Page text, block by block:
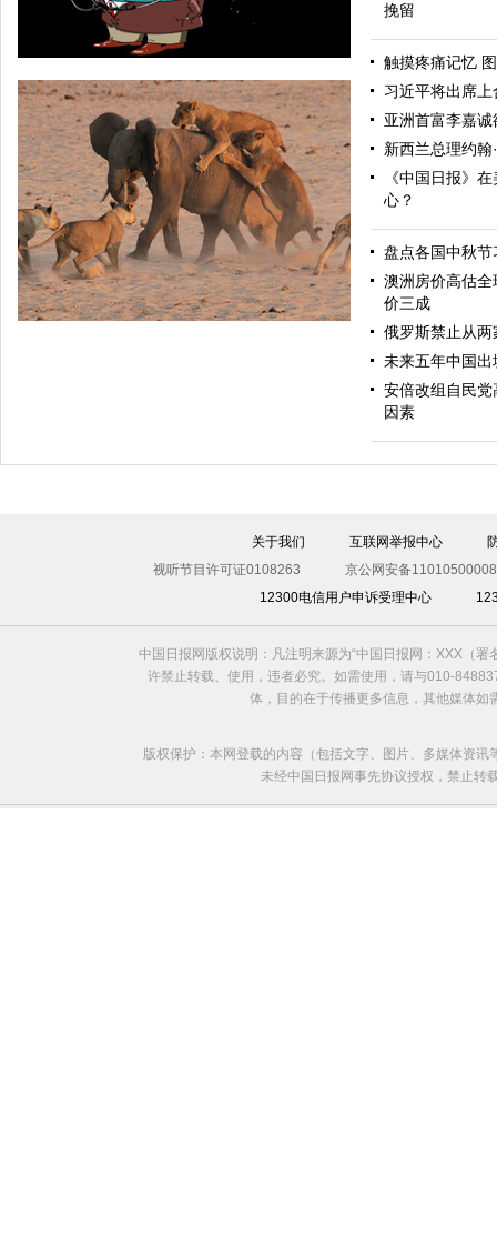
中国日报漫画：探索
1岁大象勇战14头母狮 拼力抗争终获胜利
挽留
触摸疼痛记忆
习近平将出席
亚洲首富李嘉
新西兰总理约翰
《中国日报》
心？
盘点各国中秋节
澳洲房价高估
价三成
俄罗斯禁止从
未来五年中国
安倍改组自民
因素
关于我们 互联网举报中心
视听节目许可证0108263
京公网安备
12300电信用户申诉受理中心
中国日报网版权说明：凡注明来源为“中国日报网：XXX（
许禁止转载、使用，违者必究。如需使用，请与010-
体，目的在于传播更多信息，其他媒体
版权保护：本网登载的内容（包括文字、图片、多媒体资
未经中国日报网事先协议授权，禁止转